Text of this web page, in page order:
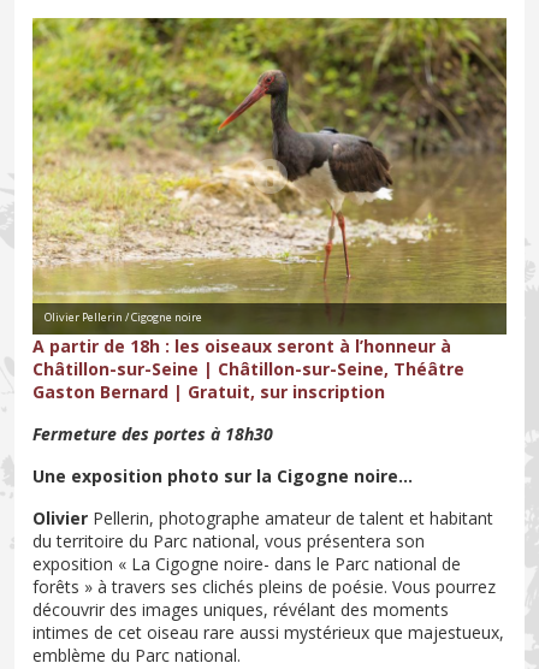
Olivier Pellerin / Cigogne noire
A partir de 18h : les oiseaux seront à l’honneur à
Châtillon-sur-Seine | Châtillon-sur-Seine, Théâtre
Gaston Bernard | Gratuit, sur inscription
Fermeture des portes à 18h30
Une exposition photo sur la Cigogne noire...
Olivier Pellerin, photographe amateur de talent et habitant
du territoire du Parc national, vous présentera son
exposition « La Cigogne noire- dans le Parc national de
forêts » à travers ses clichés pleins de poésie. Vous pourrez
découvrir des images uniques, révélant des moments
intimes de cet oiseau rare aussi mystérieux que majestueux,
emblème du Parc national.